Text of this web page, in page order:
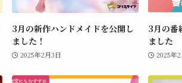
3月の新作ハンドメイドを公開し
ました！
2025年2月3日
3月の番
ました
2025年2